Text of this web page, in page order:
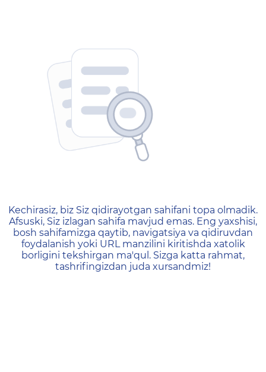
404 — Страница не
Kechirasiz, biz Siz qidirayotgan sahifani topa olmadik.
Afsuski, Siz izlagan sahifa mavjud emas. Eng yaxshisi,
bosh sahifamizga qaytib, navigatsiya va qidiruvdan
foydalanish yoki URL manzilini kiritishda xatolik
borligini tekshirgan ma'qul. Sizga katta rahmat,
tashrifingizdan juda xursandmiz!